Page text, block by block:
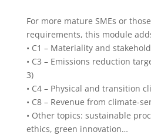
For more mature SMEs or
requirements, this module
• C1 – Materiality and
• C3 – Emissions reduction
3)
• C4 – Physical and transition
• C8 – Revenue from climate-
• Other topics: sustainable
ethics, green innovation…